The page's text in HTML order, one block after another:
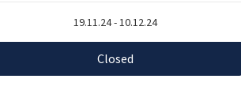
19.11.24 - 10.12.24
Closed